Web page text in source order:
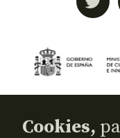
Cookies,